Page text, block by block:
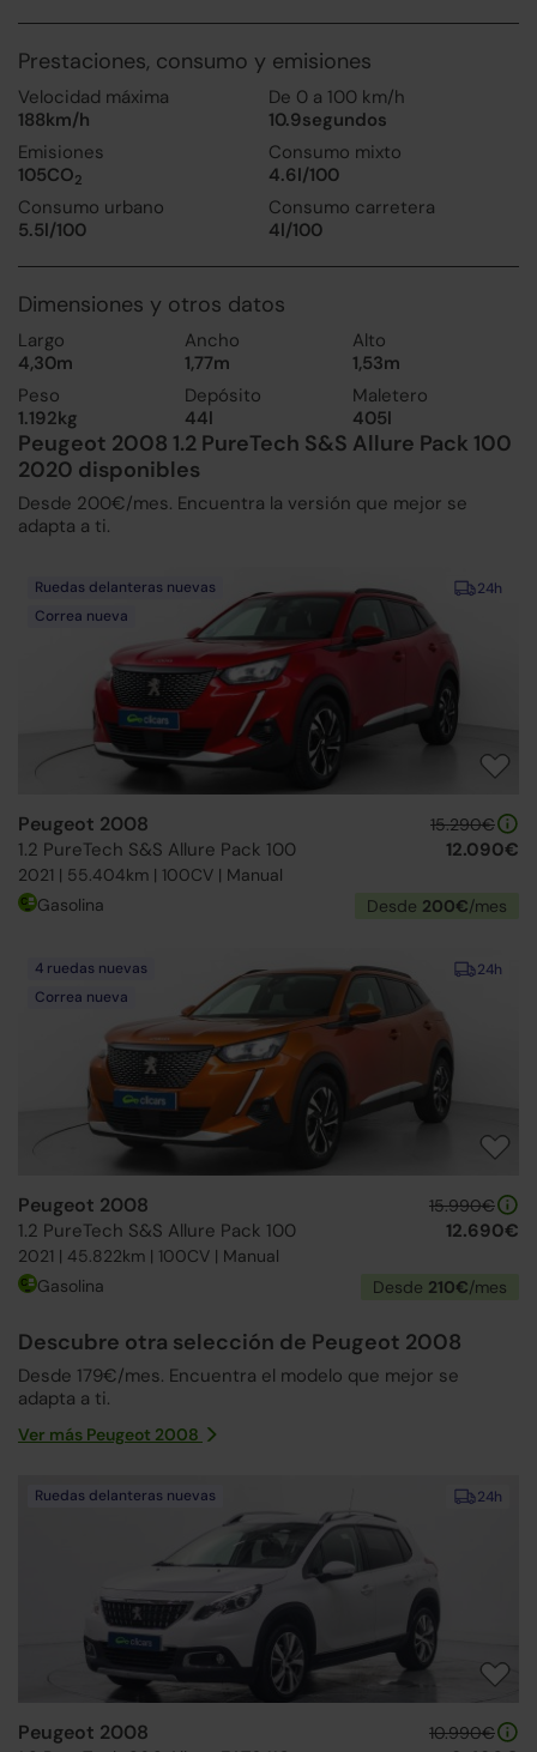
Prestaciones, consumo y emisiones
Velocidad máxima
188km/h
De 0 a 100 km/h
10.9segundos
Emisiones
105CO2
Consumo mixto
4.6l/100
Consumo urbano
5.5l/100
Consumo carretera
4l/100
Dimensiones y otros datos
Largo
4,30m
Ancho
1,77m
Alto
1,53m
Peso
1.192kg
Depósito
44l
Maletero
405l
Peugeot 2008 1.2 PureTech S&S Allure Pack 100
2020 disponibles
Desde 200€/mes. Encuentra la versión que mejor se
adapta a ti.
24h
Ruedas delanteras nuevas
Correa nueva
Peugeot 2008
1.2 PureTech S&S Allure Pack 100
2021 | 55.404km | 100CV | Manual
15.290€
12.090€
Gasolina Desde 200€/mes
24h
4 ruedas nuevas
Correa nueva
Peugeot 2008
1.2 PureTech S&S Allure Pack 100
2021 | 45.822km | 100CV | Manual
15.990€
12.690€
Gasolina Desde 210€/mes
Descubre otra selección de Peugeot 2008
Desde 179€/mes. Encuentra el modelo que mejor se
adapta a ti.
Ver más Peugeot 2008
24h
Ruedas delanteras nuevas
Peugeot 2008 10.990€